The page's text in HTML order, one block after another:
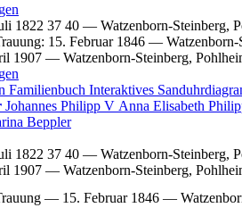
1822 37 40 — Watzenborn-Steinberg,
: 15. Februar 1846 —
1907 — Watzenborn-Steinberg,
Familienbuch Interaktives
Johannes Philipp V Anna Elisabeth
Beppler
1822 37 40 — Watzenborn-Steinberg,
1907 — Watzenborn-Steinberg,
— 15. Februar 1846 —